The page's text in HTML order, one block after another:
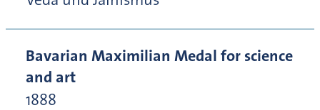
Bavarian Maximilian Medal for science
and art
1888